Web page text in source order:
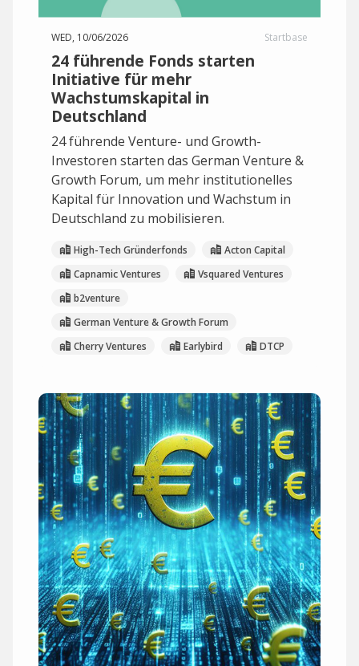
WED, 10/06/2026 Startbase
24 führende Fonds starten
Initiative für mehr
Wachstumskapital in
Deutschland
24 führende Venture- und Growth-
Investoren starten das German Venture &
Growth Forum, um mehr institutionelles
Kapital für Innovation und Wachstum in
Deutschland zu mobilisieren.
High-Tech Gründerfonds
Acton Capital
Capnamic Ventures
Vsquared Ventures
b2venture
German Venture & Growth Forum
Cherry Ventures
Earlybird DTCP